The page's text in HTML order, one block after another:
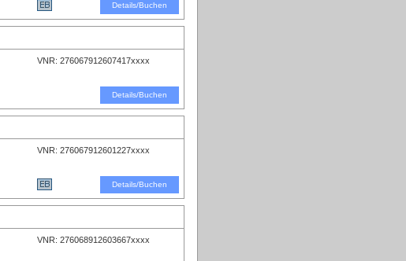
Details/Buchen
VNR: 276067912607417xxxx
Details/Buchen
VNR: 276067912601227xxxx
Details/Buchen
VNR: 276068912603667xxxx